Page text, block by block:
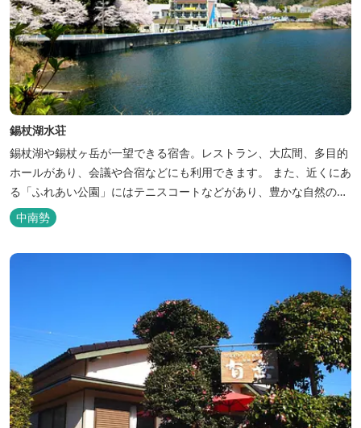
錫杖湖水荘
錫杖湖や錫杖ヶ岳が一望できる宿舎。レストラン、大広間、多目的
ホールがあり、会議や合宿などにも利用できます。 また、近くにあ
る「ふれあい公園」にはテニスコートなどがあり、豊かな自然の中
でのびのびと楽しむことができます。
中南勢